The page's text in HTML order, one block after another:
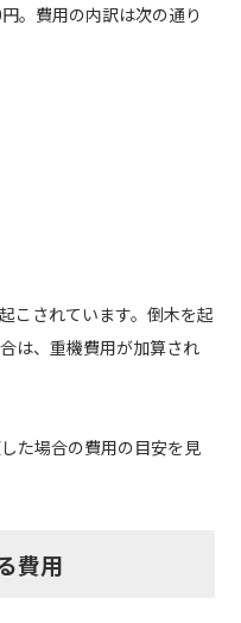
。費用の内訳は次の通り
こされています。倒木を起
は、重機費用が加算され
た場合の費用の目安を見
費用